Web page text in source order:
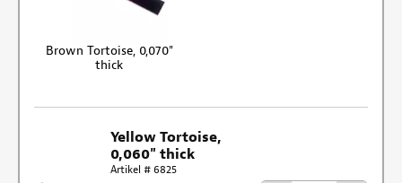
Brown Tortoise, 0,070"
thick
Yellow Tortoise,
0,060" thick
Artikel # 6825